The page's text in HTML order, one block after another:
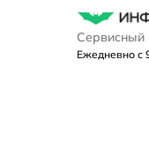
Сервисный
Ежедневно с